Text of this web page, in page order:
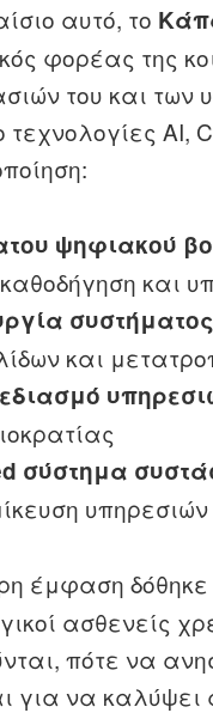
αυτό, το
φορέας της
του και
ΑΙ,
ψηφιακού
και
και
σύστημα
υπηρεσιών
έμφαση
ασθενείς
πότε να
για να